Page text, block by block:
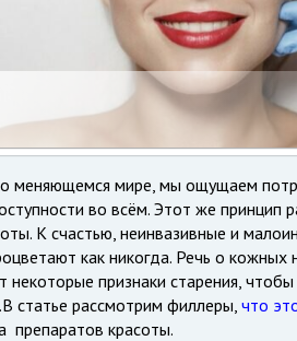
меняющемся мире, мы ощущаем
во всём. Этот же принцип
К счастью, неинвазивные и
как никогда. Речь о кожных
некоторые признаки старения,
статье рассмотрим филлеры что
препаратов красоты.